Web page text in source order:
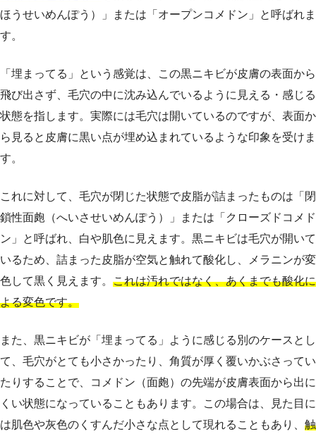
ほうせいめんぽう）」または「オープンコメドン」と呼ばれま
す。
「埋まってる」という感覚は、この黒ニキビが皮膚の表面から
飛び出さず、毛穴の中に沈み込んでいるように見える・感じる
状態を指します。実際には毛穴は開いているのですが、表面か
ら見ると皮膚に黒い点が埋め込まれているような印象を受けま
す。
これに対して、毛穴が閉じた状態で皮脂が詰まったものは「閉
鎖性面皰（へいさせいめんぽう）」または「クローズドコメド
ン」と呼ばれ、白や肌色に見えます。黒ニキビは毛穴が開いて
いるため、詰まった皮脂が空気と触れて酸化し、メラニンが変
色して黒く見えます。 これは汚れではなく、あくまでも酸化に
よる変色です。
また、黒ニキビが「埋まってる」ように感じる別のケースとし
て、毛穴がとても小さかったり、角質が厚く覆いかぶさってい
たりすることで、コメドン（面皰）の先端が皮膚表面から出に
くい状態になっていることもあります。この場合は、見た目に
は肌色や灰色のくすんだ小さな点として現れることもあり、 触